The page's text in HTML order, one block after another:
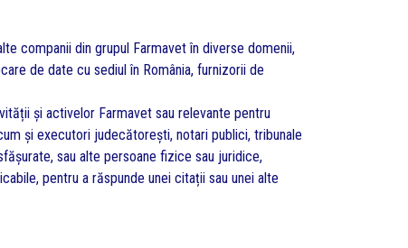
companii din grupul Farmavet în diverse domenii,
de date cu sediul în România, furnizorii de
și activelor Farmavet sau relevante pentru
și executori judecătorești, notari publici, tribunale
sau alte persoane fizice sau juridice,
pentru a răspunde unei citații sau unei alte